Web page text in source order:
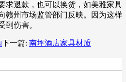
求退款，也可以换货，如美雅家具
赣州市场监管部门反映。因为这样
到伤害。
下一篇: 南坪酒店家具材质